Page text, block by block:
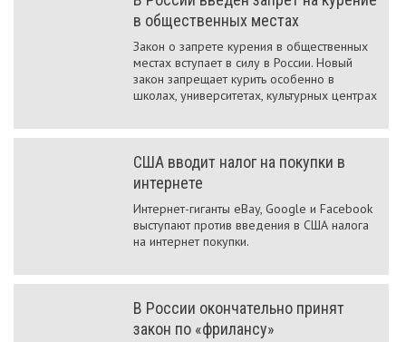
в общественных местах
Закон о запрете курения в общественных
местах вступает в силу в России. Новый
закон запрещает курить особенно в
школах, университетах, культурных центрах
США вводит налог на покупки в
интернете
Интернет-гиганты eBay, Google и Facebook
выступают против введения в США налога
на интернет покупки.
В России окончательно принят
закон по «фрилансу»